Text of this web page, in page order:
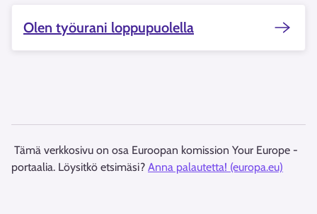
Olen työurani loppupuolella
Tämä verkkosivu on osa Euroopan komission Your Europe -
portaalia. Löysitkö etsimäsi? Anna palautetta! (europa.eu)